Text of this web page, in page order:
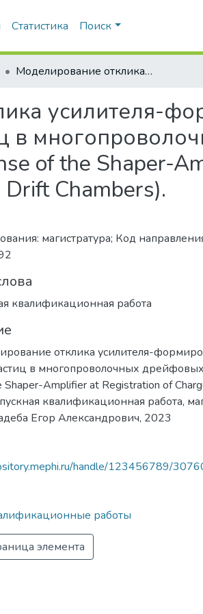
Статистика Поиск
Моделирование отклика усилителя-формирователя при регистрации заряженных частиц в многопроволочных дрейфовых камерах (Simulation of the Response of the Shaper-Amplifier at Registration of Charged Particles by Multi-Wire Drift Chambers).
усилителя-
в
of the Shaper-
Chambers).
магистратура; Код
квалификационная работа
отклика усилителя-
в многопроволочных
Shaper-Amplifier at Registration of
квалификационная работа,
Егор Александрович, 2023
handle/123456789/
работы
элемента